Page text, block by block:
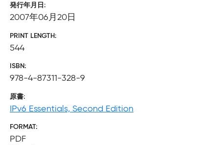
発行年月日
2007年06月20日
PRINT LENGTH
544
ISBN
978-4-87311-328-9
原書
IPv6 Essentials, Second Edition
FORMAT
PDF